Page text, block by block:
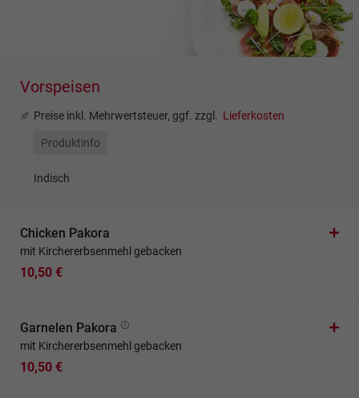
Vorspeisen
Preise inkl. Mehrwertsteuer, ggf. zzgl. Lieferkosten
Produktinfo
Indisch
Chicken Pakora
mit Kirchererbsenmehl gebacken
10,50 €
Garnelen Pakora
mit Kirchererbsenmehl gebacken
10,50 €